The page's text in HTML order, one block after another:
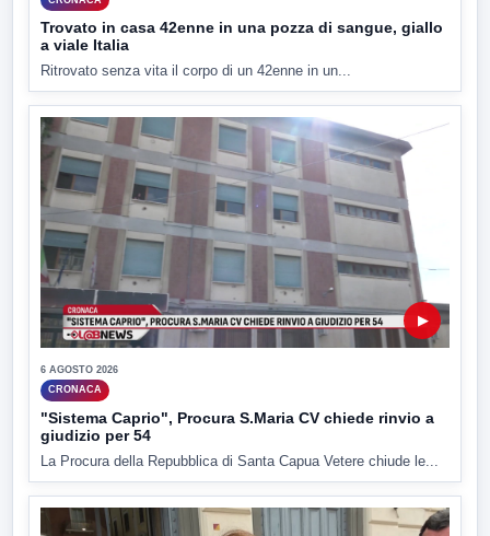
Trovato in casa 42enne in una pozza di sangue, giallo
a viale Italia
Ritrovato senza vita il corpo di un 42enne in un...
▶
6 AGOSTO 2026
CRONACA
"Sistema Caprio", Procura S.Maria CV chiede rinvio a
giudizio per 54
La Procura della Repubblica di Santa Capua Vetere chiude le...